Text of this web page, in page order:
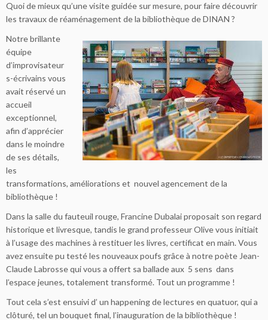
Quoi de mieux qu’une visite guidée sur mesure, pour faire découvrir
les travaux de réaménagement de la bibliothèque de DINAN ?
Notre brillante
équipe
d’improvisateur
s-écrivains vous
avait réservé un
accueil
exceptionnel,
afin d’apprécier
dans le moindre
de ses détails,
les
transformations, améliorations et nouvel agencement de la
bibliothèque !
Dans la salle du fauteuil rouge, Francine Dubalai proposait son regard
historique et livresque, tandis le grand professeur Olive vous initiait
à l’usage des machines à restituer les livres, certificat en main. Vous
avez ensuite pu testé les nouveaux poufs grâce à notre poète Jean-
Claude Labrosse qui vous a offert sa ballade aux 5 sens dans
l’espace jeunes, totalement transformé. Tout un programme !
Tout cela s’est ensuivi d’ un happening de lectures en quatuor, qui a
clôturé, tel un bouquet final, l’inauguration de la bibliothèque !